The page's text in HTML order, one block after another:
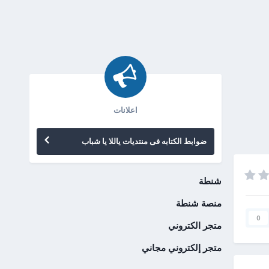
0
اعلانات
ضوابط الكتابه فى منتديات ياللا يا شباب
شنطة
منصة شنطة
متجر الكتروني
متجر إلكتروني مجاني